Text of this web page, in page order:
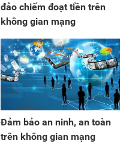
đảo chiếm đoạt tiền trên
không gian mạng
Đảm bảo an ninh, an toàn
trên không gian mạng